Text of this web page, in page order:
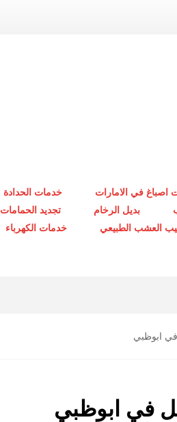
اصباغ في الامارات خدمات الحدادة
بديل الرخام تجديد الحمامات
العشب الطبيعي خدمات الكهرباء
ابوظبي
في ابوظبي